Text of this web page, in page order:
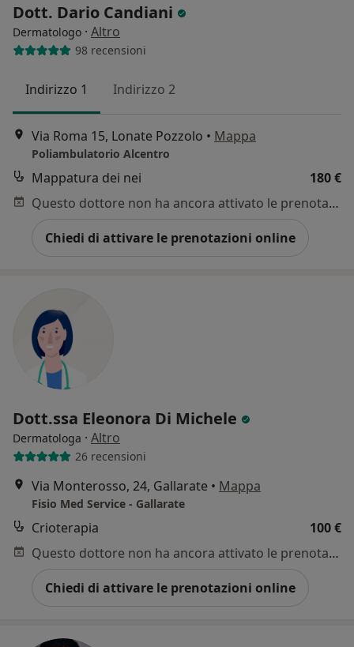
Dott. Dario Candiani
Dermatologo · Altro
98 recensioni
Indirizzo 1 Indirizzo 2
Via Roma 15, Lonate Pozzolo • Mappa
Poliambulatorio Alcentro
Mappatura dei nei
180 €
Questo dottore non ha ancora attivato le prenotazioni online presso questo indirizzo.
Chiedi di attivare le prenotazioni online
Dott.ssa Eleonora Di Michele
Dermatologa · Altro
26 recensioni
Via Monterosso, 24, Gallarate • Mappa
Fisio Med Service - Gallarate
Crioterapia
100 €
Questo dottore non ha ancora attivato le prenotazioni online presso questo indirizzo.
Chiedi di attivare le prenotazioni online